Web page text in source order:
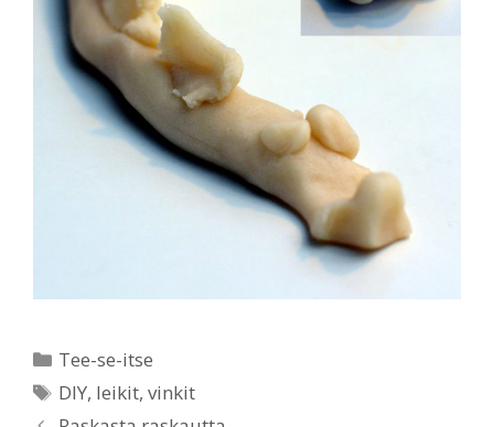
Categories
Tee-se-itse
Tags
DIY, leikit,vinkit